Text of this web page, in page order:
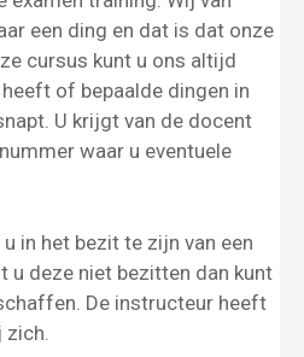
een ding en dat is dat onze
cursus kunt u ons altijd
of bepaalde dingen in
U krijgt van de docent
waar u eventuele
in het bezit te zijn van een
u deze niet bezitten dan kunt
De instructeur heeft